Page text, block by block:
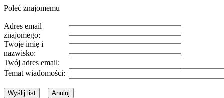
Poleć znajomemu
Adres email
znajomego:
Twoje imię i
nazwisko:
Twój adres email:
Temat wiadomości: